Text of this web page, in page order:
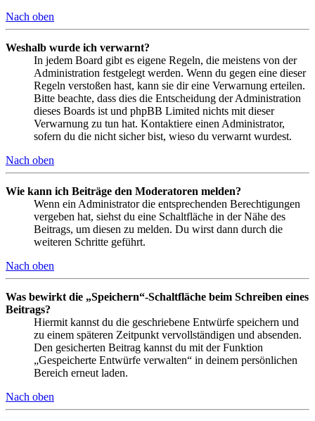
Nach oben
Weshalb wurde ich verwarnt?
In jedem Board gibt es eigene Regeln, die meistens von der
Administration festgelegt werden. Wenn du gegen eine dieser
Regeln verstoßen hast, kann sie dir eine Verwarnung erteilen.
Bitte beachte, dass dies die Entscheidung der Administration
dieses Boards ist und phpBB Limited nichts mit dieser
Verwarnung zu tun hat. Kontaktiere einen Administrator,
sofern du die nicht sicher bist, wieso du verwarnt wurdest.
Nach oben
Wie kann ich Beiträge den Moderatoren melden?
Wenn ein Administrator die entsprechenden Berechtigungen
vergeben hat, siehst du eine Schaltfläche in der Nähe des
Beitrags, um diesen zu melden. Du wirst dann durch die
weiteren Schritte geführt.
Nach oben
Was bewirkt die „Speichern“-Schaltfläche beim Schreiben eines
Beitrags?
Hiermit kannst du die geschriebene Entwürfe speichern und
zu einem späteren Zeitpunkt vervollständigen und absenden.
Den gesicherten Beitrag kannst du mit der Funktion
„Gespeicherte Entwürfe verwalten“ in deinem persönlichen
Bereich erneut laden.
Nach oben